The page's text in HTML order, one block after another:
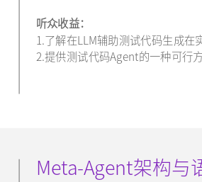
听众收益：
1.了解在LLM辅助测试代码生成
2.提供测试代码Agent的一种可行
Meta-Agent架构与